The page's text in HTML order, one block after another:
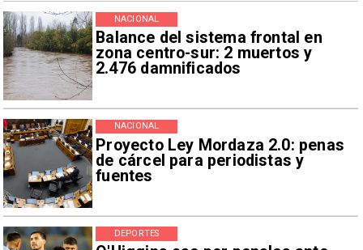
Balance del sistema frontal en
zona centro-sur: 2 muertos y
2.476 damnificados
NACIONAL
Proyecto Ley Mordaza 2.0: penas
de cárcel para periodistas y
fuentes
NACIONAL
DEPORTES